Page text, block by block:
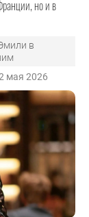
но и в
в
мая 2026